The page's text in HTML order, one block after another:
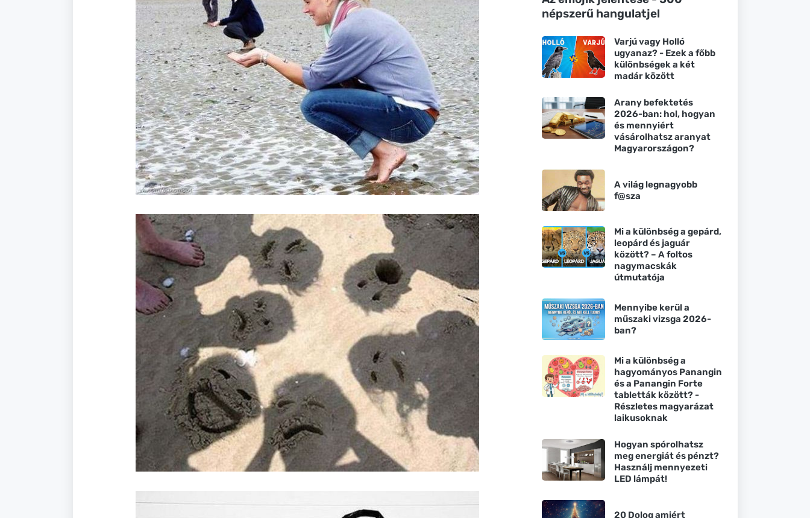
népszerű hangulatjel
Varjú vagy Holló
ugyanaz? - Ezek a főbb
különbségek a két
madár között
Arany befektetés
2026-ban: hol, hogyan
és mennyiért
vásárolhatsz aranyat
Magyarországon?
A világ legnagyobb
f@sza
Mi a különbség a gepárd,
leopárd és jaguár
között? – A foltos
nagymacskák
útmutatója
Mennyibe kerül a
műszaki vizsga 2026-
ban?
Mi a különbség a
hagyományos Panangin
és a Panangin Forte
tabletták között? -
Részletes magyarázat
laikusoknak
Hogyan spórolhatsz
meg energiát és pénzt?
Használj mennyezeti
LED lámpát!
20 Dolog amiért